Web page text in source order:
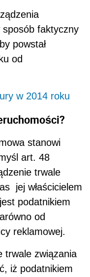
faktyczny
powstał
od
w 2014 roku
stanowi
art. 48
trwale
jej właścicielem
podatnikiem
od
reklamowej.
trwale związania
iż podatnikiem